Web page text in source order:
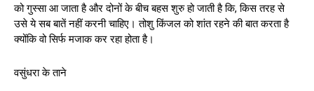
को गुस्सा आ जाता है और दोनों के बीच बहस शुरु हो जाती है कि, किस तरह से
उसे ये सब बातें नहीं करनी चाहिए। तोशु किंजल को शांत रहने की बात करता है
क्योंकि वो सिर्फ मजाक कर रहा होता है।
वसुंधरा के ताने